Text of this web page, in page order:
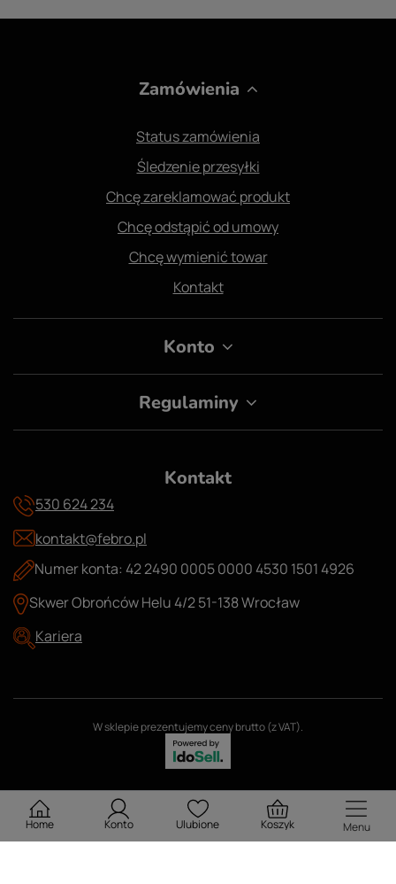
Zamówienia
Status zamówienia
Śledzenie przesyłki
Chcę zareklamować produkt
Chcę odstąpić od umowy
Chcę wymienić towar
Kontakt
Konto
Regulaminy
Kontakt
530 624 234
kontakt@febro.pl
Numer konta: 42 2490 0005 0000 4530 1501 4926
Skwer Obrońców Helu 4/2 51-138 Wrocław
Kariera
W sklepie prezentujemy ceny brutto (z VAT).
Home Konto Ulubione Koszyk Menu